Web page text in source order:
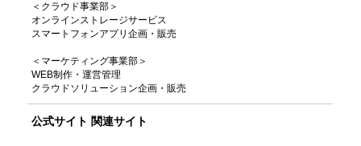
＜クラウド事業部＞
オンラインストレージサービス
スマートフォンアプリ企画・販売
＜マーケティング事業部＞
WEB制作・運営管理
クラウドソリューション企画・販売
公式サイト 関連サイト